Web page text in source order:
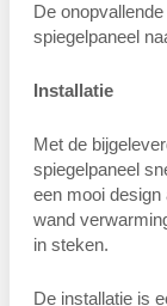
De
spiegelpaneel
Installatie
Met de
spiegelpaneel
een mooi
wand
in steken.
De installatie is